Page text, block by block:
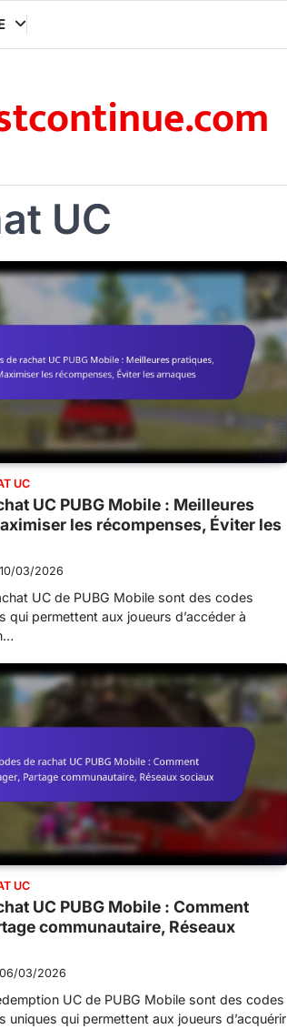
UC
UC
UC PUBG Mobile : Meilleures
les récompenses, Éviter les
10/03/2026
UC de PUBG Mobile sont des codes
qui permettent aux joueurs d’accéder à
UC
UC PUBG Mobile : Comment
communautaire, Réseaux
06/03/2026
UC de PUBG Mobile sont des codes
uniques qui permettent aux joueurs d’acquérir